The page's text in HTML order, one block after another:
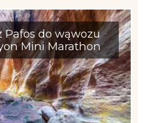
Pafos do wąwozu
Mini Marathon